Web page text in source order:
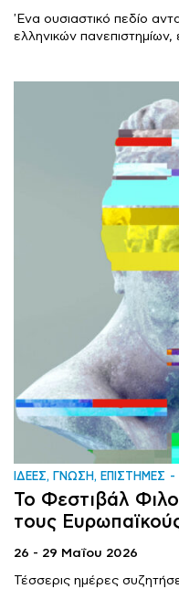
'Ενα ουσιαστικό πεδίο
ελληνικών
ΙΔΕΕΣ, ΓΝΩΣΗ, ΕΠΙΣΤΗΜΕΣ
To Φεστιβάλ
τους
26 - 29 Μαΐου 2026
Τέσσερις ημέρες